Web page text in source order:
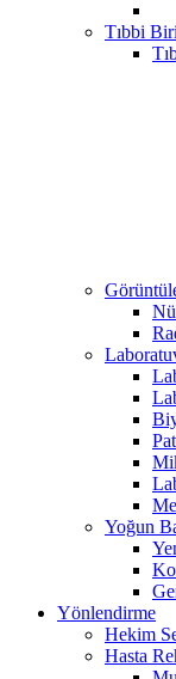
Tıbbi
Yoğun
Yönlendirme
Hekim
Hasta